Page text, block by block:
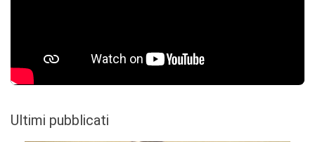
Ultimi pubblicati